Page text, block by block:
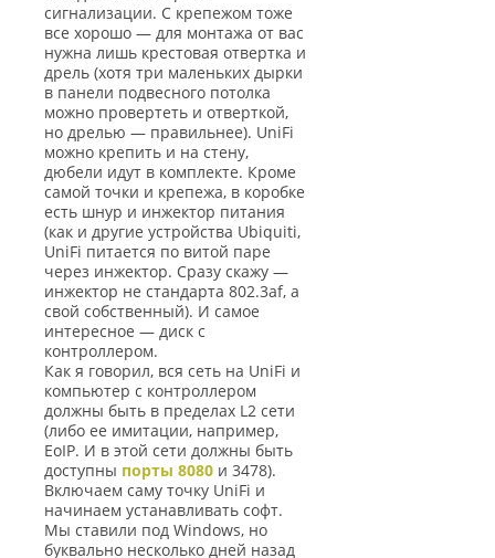
сигнализации. С крепежом тоже
все хорошо — для монтажа от вас
нужна лишь крестовая отвертка и
дрель (хотя три маленьких дырки
в панели подвесного потолка
можно провертеть и отверткой,
но дрелью — правильнее). UniFi
можно крепить и на стену,
дюбели идут в комплекте. Кроме
самой точки и крепежа, в коробке
есть шнур и инжектор питания
(как и другие устройства Ubiquiti,
UniFi питается по витой паре
через инжектор. Сразу скажу —
инжектор не стандарта 802.3af, а
свой собственный). И самое
интересное — диск с
контроллером.
Как я говорил, вся сеть на UniFi и
компьютер с контроллером
должны быть в пределах L2 сети
(либо ее имитации, например,
EoIP. И в этой сети должны быть
доступны порты 8080 и 3478).
Включаем саму точку UniFi и
начинаем устанавливать софт.
Мы ставили под Windows, но
буквально несколько дней назад